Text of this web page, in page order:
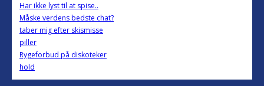
Har ikke lyst til at spise..
Måske verdens bedste chat?
taber mig efter skismisse
piller
Rygeforbud på diskoteker
hold